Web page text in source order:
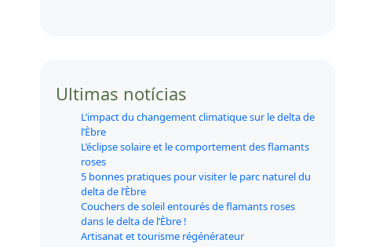
Ultimas notícias
L’impact du changement climatique sur le delta de
l’Èbre
L’éclipse solaire et le comportement des flamants
roses
5 bonnes pratiques pour visiter le parc naturel du
delta de l’Èbre
Couchers de soleil entourés de flamants roses
dans le delta de l’Èbre !
Artisanat et tourisme régénérateur